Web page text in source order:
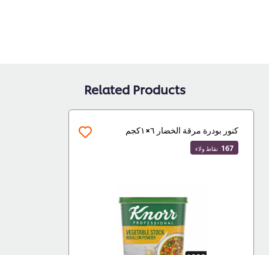
Related Products
كنور بودرة مرقة الخضار ٦×١كجم
167 نقاط ولاء